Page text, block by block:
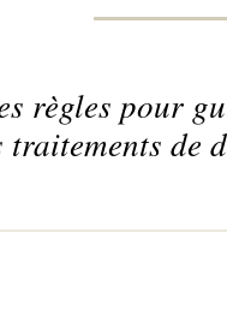
règles pour
traitements de